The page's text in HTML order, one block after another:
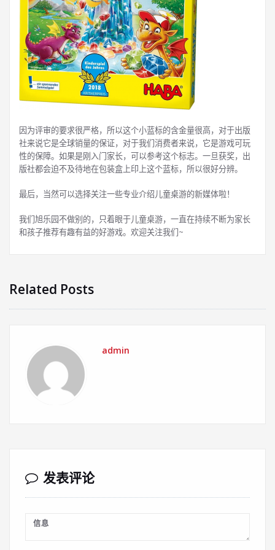
因为评审的要求很严格，所以这个小蓝标的含金量很高，对于出版
社来说它是全球销量的保证，对于我们消费者来说，它是游戏可玩
性的保障。如果是刚入门家长，可以参考这个标志。一旦获奖，出
版社都会迫不及待地在包装盒上印上这个蓝标，所以很好分辨。
最后，当然可以选择关注一些专业介绍儿童桌游的新媒体啦！
我们旭乐园不做别的，只着眼于儿童桌游，一直在持续不断为家长
和孩子推荐有趣有益的好游戏。欢迎关注我们~
Related Posts
admin
发表评论